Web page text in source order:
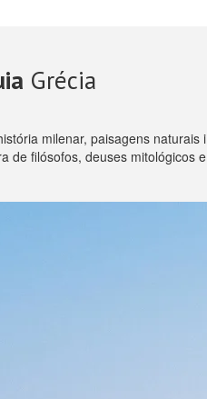
Grécia
milenar, paisagens
de filósofos, deuses